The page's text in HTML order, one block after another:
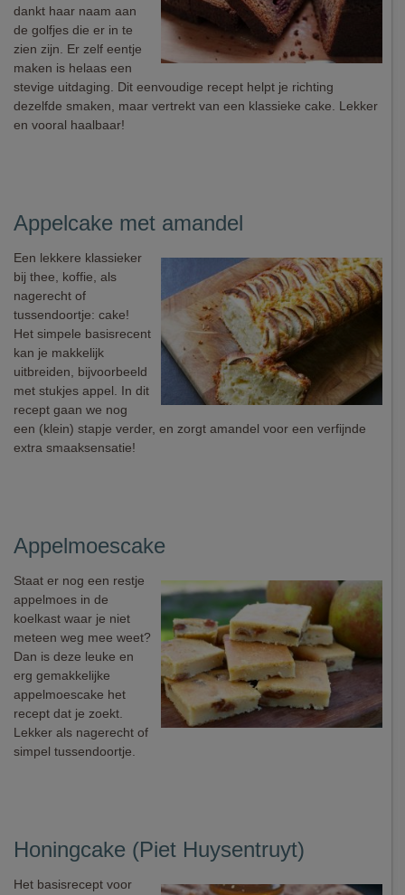
dankt haar naam aan
de golfjes die er in te
zien zijn. Er zelf eentje
maken is helaas een
stevige uitdaging. Dit eenvoudige recept helpt je richting
dezelfde smaken, maar vertrekt van een klassieke cake. Lekker
en vooral haalbaar!
Appelcake met amandel
Een lekkere klassieker
bij thee, koffie, als
nagerecht of
tussendoortje: cake!
Het simpele basisrecent
kan je makkelijk
uitbreiden, bijvoorbeeld
met stukjes appel. In dit
recept gaan we nog
een (klein) stapje verder, en zorgt amandel voor een verfijnde
extra smaaksensatie!
Appelmoescake
Staat er nog een restje
appelmoes in de
koelkast waar je niet
meteen weg mee weet?
Dan is deze leuke en
erg gemakkelijke
appelmoescake het
recept dat je zoekt.
Lekker als nagerecht of
simpel tussendoortje.
Honingcake (Piet Huysentruyt)
Het basisrecept voor